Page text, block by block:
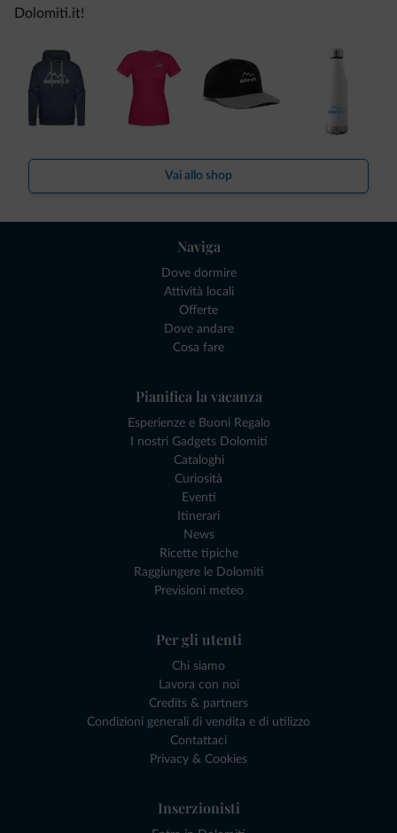
Dolomiti.it!
Vai allo shop
Naviga
Dove dormire
Attività locali
Offerte
Dove andare
Cosa fare
Pianifica la vacanza
Esperienze e Buoni Regalo
I nostri Gadgets Dolomiti
Cataloghi
Curiosità
Eventi
Itinerari
News
Ricette tipiche
Raggiungere le Dolomiti
Previsioni meteo
Per gli utenti
Chi siamo
Lavora con noi
Credits & partners
Condizioni generali di vendita e di utilizzo
Contattaci
Privacy & Cookies
Inserzionisti